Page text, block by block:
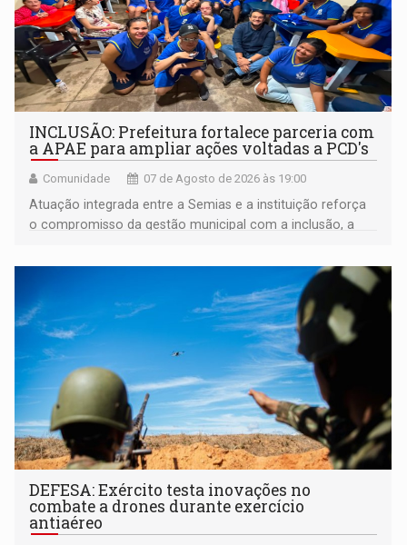
INCLUSÃO: Prefeitura fortalece parceria com
a APAE para ampliar ações voltadas a PCD's
Comunidade 07 de Agosto de 2026 às 19:00
Atuação integrada entre a Semias e a instituição reforça
o compromisso da gestão municipal com a inclusão, a
DEFESA: Exército testa inovações no
combate a drones durante exercício
antiaéreo